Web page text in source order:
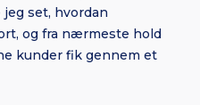
set, hvordan
og fra nærmeste hold
kunder fik gennem et